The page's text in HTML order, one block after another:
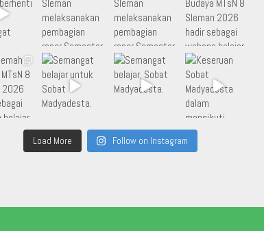
Load More Follow on Instagram